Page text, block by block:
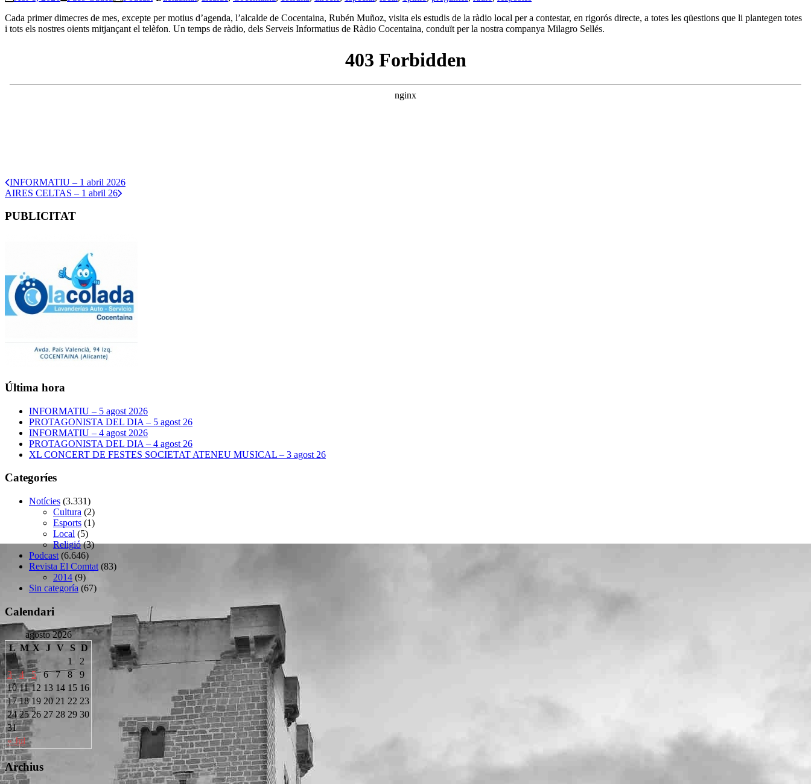
Cada primer dimecres de mes, excepte per motius d’agenda, l’alcalde de Cocentaina, Rubén Muñoz, visita els estudis de la ràdio local per a contestar, en rigorós directe, a totes les qüestions que li plantegen totes
i tots els nostres oients mitjançant el telèfon. Un temps de ràdio, dels Serveis Informatius de Ràdio Cocentaina, conduït per la nostra companya Milagro Sellés.
INFORMATIU – 1 abril 2026
AIRES CELTAS – 1 abril 26
PUBLICITAT
Última hora
INFORMATIU – 5 agost 2026
PROTAGONISTA DEL DIA – 5 agost 26
INFORMATIU – 4 agost 2026
PROTAGONISTA DEL DIA – 4 agost 26
XL CONCERT DE FESTES SOCIETAT ATENEU MUSICAL – 3 agost 26
Categoríes
Notícies (3.331)
Cultura (2)
Esports (1)
Local (5)
Religió(3)
Podcast (6.646)
Revista El Comtat (83)
2014 (9)
Sin categoría (67)
Calendari
agosto 2026
L M X J V S D
« Jul
1
2
3
4 5 6 7 8
9
10 11 12 13 14 15 16
17 18 19 20 21 22 23
24 25 26 27 28 29 30
31
Archius